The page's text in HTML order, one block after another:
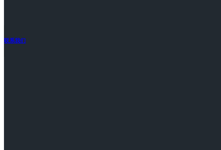
联系我们